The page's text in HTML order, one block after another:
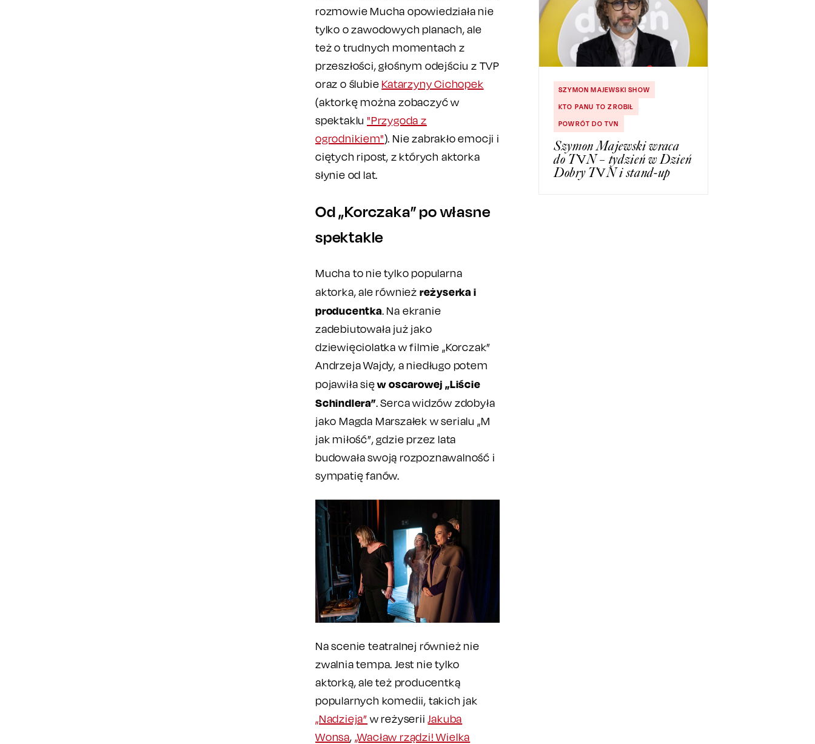
rozmowie Mucha opowiedziała nie
tylko o zawodowych planach, ale
też o trudnych momentach z
przeszłości, głośnym odejściu z TVP
oraz o ślubie Katarzyny Cichopek
(aktorkę można zobaczyć w
spektaklu"Przygoda z
ogrodnikiem"). Nie zabrakło emocji i
ciętych ripost, z których aktorka
słynie od lat.
Od „Korczaka” po własne
spektakle
Mucha to nie tylko popularna
aktorka, ale również reżyserka i
producentka. Na ekranie
zadebiutowała już jako
dziewięciolatka w filmie „Korczak”
Andrzeja Wajdy, a niedługo potem
pojawiła sięw oscarowej „Liście
Schindlera”. Serca widzów zdobyła
jako Magda Marszałek w serialu „M
jak miłość”, gdzie przez lata
budowała swoją rozpoznawalność i
sympatię fanów.
Na scenie teatralnej również nie
zwalnia tempa. Jest nie tylko
aktorką, ale też producentką
popularnych komedii, takich jak
„Nadzieja”w reżyseriiJakuba
Wonsa, „Wacław rządzi! Wielka
SZYMON MAJEWSKI SHOW
KTO PANU TO ZROBIŁ
POWRÓT DO TVN
Szymon Majewski wraca
do TVN – tydzień w Dzień
Dobry TVN i stand-up